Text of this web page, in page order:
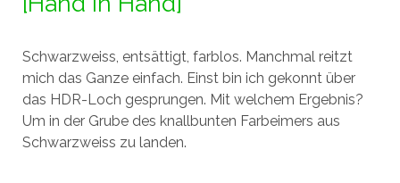
Schwarzweiss, entsättigt, farblos. Manchmal reitzt
mich das Ganze einfach. Einst bin ich gekonnt über
das HDR-Loch gesprungen. Mit welchem Ergebnis?
Um in der Grube des knallbunten Farbeimers aus
Schwarzweiss zu landen.